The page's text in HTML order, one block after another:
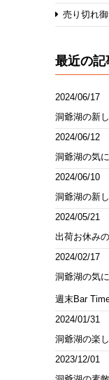
売り切れ
最近の記
2024/06/17
洞爺湖の新
2024/06/12
洞爺湖の気
2024/06/10
洞爺湖の新
2024/05/21
出荷お休み
2024/02/17
洞爺湖の気
週末Bar
2024/01/31
洞爺湖の楽
2023/12/01